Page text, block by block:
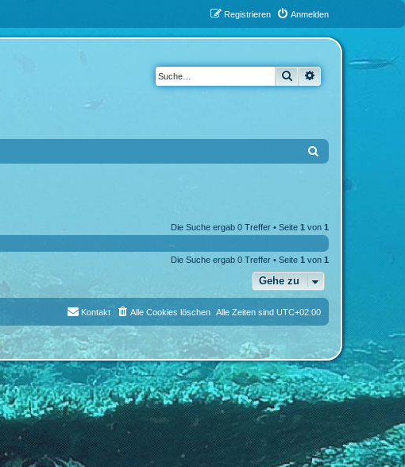
Anmelden
Registrieren
Suche
e
Die Suche ergab 0 Treffer • Seite 1 von 1
Die Suche ergab 0 Treffer • Seite 1 von 1
Gehe zu
Alle Zeiten sind UTC+02:00
Alle Cookies löschen
Kontakt